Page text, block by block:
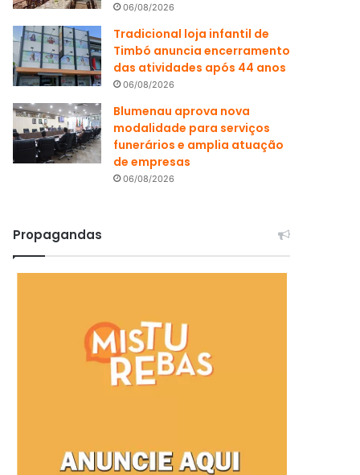
06/08/2026
Tradicional loja infantil de
Timbó anuncia encerramento
das atividades após 44 anos
06/08/2026
Blumenau aprova nova
modalidade para serviços
funerários e amplia atuação
de empresas
06/08/2026
Propagandas